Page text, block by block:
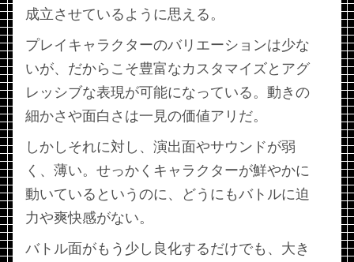
成立させているように思える。
プレイキャラクターのバリエーションは少な
いが、だからこそ豊富なカスタマイズとアグ
レッシブな表現が可能になっている。動きの
細かさや面白さは一見の価値アリだ。
しかしそれに対し、演出面やサウンドが弱
く、薄い。せっかくキャラクターが鮮やかに
動いているというのに、どうにもバトルに迫
力や爽快感がない。
バトル面がもう少し良化するだけでも、大き